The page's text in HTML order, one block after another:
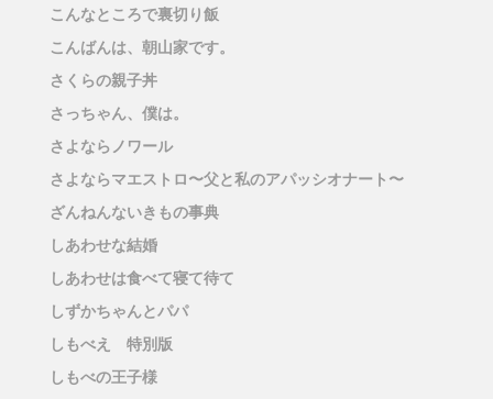
こんなところで裏切り飯
こんばんは、朝山家です。
さくらの親子丼
さっちゃん、僕は。
さよならノワール
さよならマエストロ〜父と私のアパッシオナート〜
ざんねんないきもの事典
しあわせな結婚
しあわせは食べて寝て待て
しずかちゃんとパパ
しもべえ 特別版
しもべの王子様